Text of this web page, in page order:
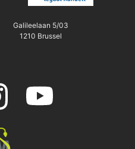
Galileelaan 5/03
1210 Brussel